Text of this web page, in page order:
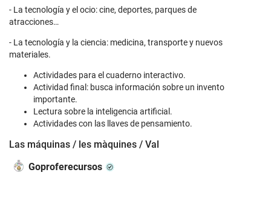
- La tecnología y el ocio: cine, deportes, parques de
atracciones…
- La tecnología y la ciencia: medicina, transporte y nuevos
materiales.
Actividades para el cuaderno interactivo.
Actividad final: busca información sobre un invento
importante.
Lectura sobre la inteligencia artificial.
Actividades con las llaves de pensamiento.
Las máquinas / les màquines / Val
Goproferecursos